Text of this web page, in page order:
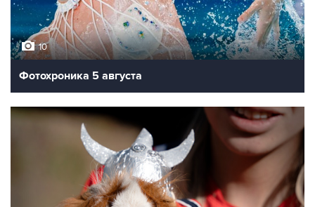
10
Фотохроника 5 августа